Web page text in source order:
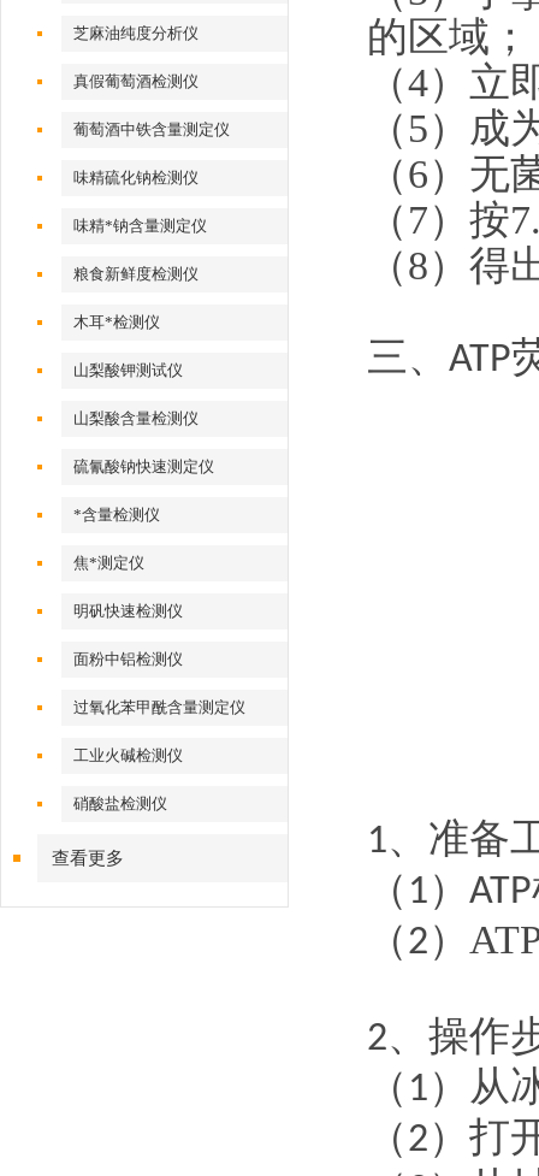
芝麻油纯度分析仪
真假葡萄酒检测仪
葡萄酒中铁含量测定仪
味精硫化钠检测仪
味精*钠含量测定仪
粮食新鲜度检测仪
木耳*检测仪
山梨酸钾测试仪
山梨酸含量检测仪
硫氰酸钠快速测定仪
*含量检测仪
焦*测定仪
明矾快速检测仪
面粉中铝检测仪
过氧化苯甲酰含量测定仪
工业火碱检测仪
硝酸盐检测仪
查看更多
的区域；
（4）立
（5）成
（6）无
（7）按
（8）得
三、 ATP
1、准备
（ 1） ATP
（2）
2、操作
（ 1）从
（2）打